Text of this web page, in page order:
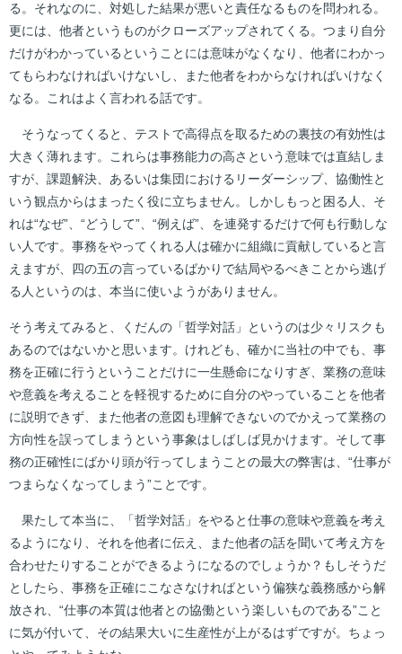
る。それなのに、対処した結果が悪いと責任なるものを問われる。
更には、他者というものがクローズアップされてくる。つまり自分
だけがわかっているということには意味がなくなり、他者にわかっ
てもらわなければいけないし、また他者をわからなければいけなく
なる。これはよく言われる話です。
そうなってくると、テストで高得点を取るための裏技の有効性は
大きく薄れます。これらは事務能力の高さという意味では直結しま
すが、課題解決、あるいは集団におけるリーダーシップ、協働性と
いう観点からはまったく役に立ちません。しかしもっと困る人、そ
れは“なぜ”、“どうして”、“例えば”、を連発するだけで何も行動しな
い人です。事務をやってくれる人は確かに組織に貢献していると言
えますが、四の五の言っているばかりで結局やるべきことから逃げ
る人というのは、本当に使いようがありません。
そう考えてみると、くだんの「哲学対話」というのは少々リスクも
あるのではないかと思います。けれども、確かに当社の中でも、事
務を正確に行うということだけに一生懸命になりすぎ、業務の意味
や意義を考えることを軽視するために自分のやっていることを他者
に説明できず、また他者の意図も理解できないのでかえって業務の
方向性を誤ってしまうという事象はしばしば見かけます。そして事
務の正確性にばかり頭が行ってしまうことの最大の弊害は、“仕事が
つまらなくなってしまう”ことです。
果たして本当に、「哲学対話」をやると仕事の意味や意義を考え
るようになり、それを他者に伝え、また他者の話を聞いて考え方を
合わせたりすることができるようになるのでしょうか？もしそうだ
としたら、事務を正確にこなさなければという偏狭な義務感から解
放され、“仕事の本質は他者との協働という楽しいものである”こと
に気が付いて、その結果大いに生産性が上がるはずですが。ちょっ